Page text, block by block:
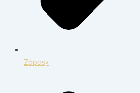
Zápasy